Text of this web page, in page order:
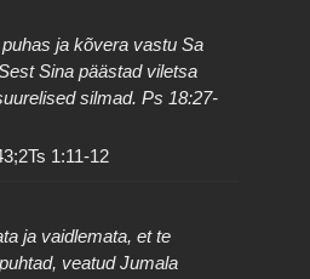
ja kõvera vastu Sa
Sina päästad viletsa
silmad. Ps 18:27-
1:11-12
ja vaidlemata, et te
veatud Jumala